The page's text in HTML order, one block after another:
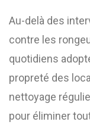
Au-delà des
contre les
quotidiens
propreté des
nettoyage
pour éliminer